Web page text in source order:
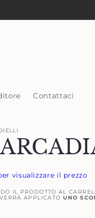
Contattaci
visualizzare il prezzo
IL PRODOTTO AL
APPLICATO UNO